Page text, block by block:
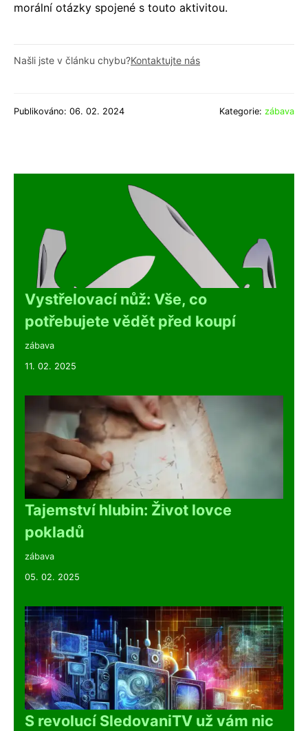
morální otázky spojené s touto aktivitou.
Našli jste v článku chybu?Kontaktujte nás
Publikováno: 06. 02. 2024 Kategorie: zábava
Vystřelovací nůž: Vše, co
potřebujete vědět před koupí
zábava
11. 02. 2025
Tajemství hlubin: Život lovce
pokladů
zábava
05. 02. 2025
S revolucí SledovaniTV už vám nic